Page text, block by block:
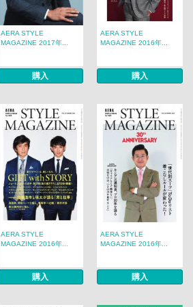
AERA STYLE
MAGAZINE 2017年...
購入
AERA STYLE
MAGAZINE 2016年...
購入
AERA STYLE
MAGAZINE 2016年...
購入
AERA STYLE
MAGAZINE 2016年...
購入